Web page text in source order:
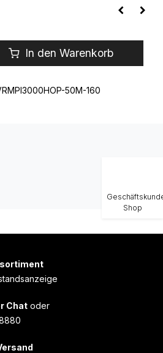
In den Warenkorb
50M-160
Chat oder
Shop